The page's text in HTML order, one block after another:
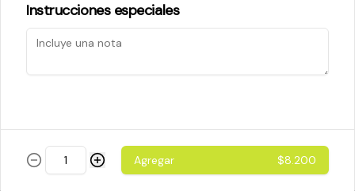
$5.200
$5.800
Instrucciones especiales
Agregar $8.200